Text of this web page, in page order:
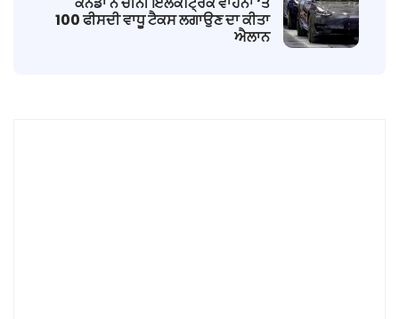
100 ਫੀਸਦੀ ਵਾਧੂ ਟੈਕਸ ਲਗਾਉਣ ਦਾ ਕੀਤਾ
ਐਲਾਨ